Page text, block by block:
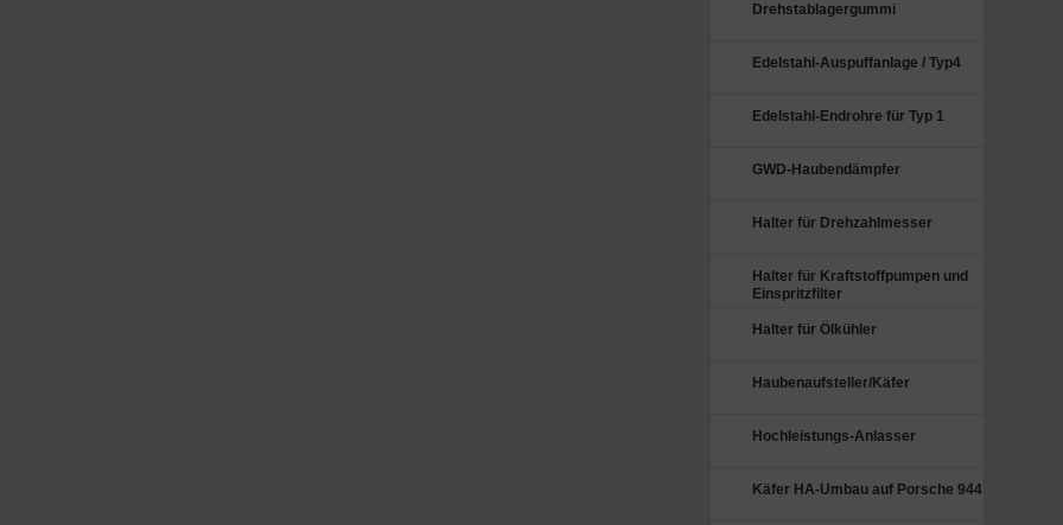
Drehstablagergummi
Edelstahl-Auspuffanlage / Typ4
Edelstahl-Endrohre für Typ 1
GWD-Haubendämpfer
Halter für Drehzahlmesser
Halter für Kraftstoffpumpen und
Einspritzfilter
Halter für Ölkühler
Haubenaufsteller/Käfer
Hochleistungs-Anlasser
Käfer HA-Umbau auf Porsche 944